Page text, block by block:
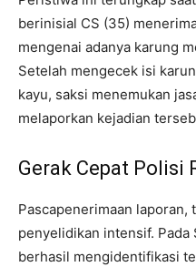
berinisial CS (35)
mengenai adanya karung
Setelah mengecek isi
kayu, saksi menemukan
melaporkan kejadian
Gerak Cepat Polisi
Pascapenerimaan laporan,
penyelidikan intensif.
berhasil mengidentifikasi